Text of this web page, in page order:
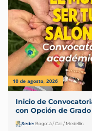
10 de agosto, 2026
Inicio de
con Opción de Grado
Sede: Bogotá / Cali / Medellín